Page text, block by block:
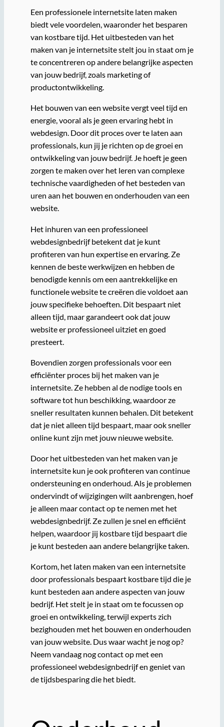
Een professionele internetsite laten maken
biedt vele voordelen, waaronder het besparen
van kostbare tijd. Het uitbesteden van het
maken van je internetsite stelt jou in staat om je
te concentreren op andere belangrijke aspecten
van jouw bedrijf, zoals marketing of
productontwikkeling.
Het bouwen van een website vergt veel tijd en
energie, vooral als je geen ervaring hebt in
webdesign. Door dit proces over te laten aan
professionals, kun jij je richten op de groei en
ontwikkeling van jouw bedrijf. Je hoeft je geen
zorgen te maken over het leren van complexe
technische vaardigheden of het besteden van
uren aan het bouwen en onderhouden van een
website.
Het inhuren van een professioneel
webdesignbedrijf betekent dat je kunt
profiteren van hun expertise en ervaring. Ze
kennen de beste werkwijzen en hebben de
benodigde kennis om een aantrekkelijke en
functionele website te creëren die voldoet aan
jouw specifieke behoeften. Dit bespaart niet
alleen tijd, maar garandeert ook dat jouw
website er professioneel uitziet en goed
presteert.
Bovendien zorgen professionals voor een
efficiënter proces bij het maken van je
internetsite. Ze hebben al de nodige tools en
software tot hun beschikking, waardoor ze
sneller resultaten kunnen behalen. Dit betekent
dat je niet alleen tijd bespaart, maar ook sneller
online kunt zijn met jouw nieuwe website.
Door het uitbesteden van het maken van je
internetsite kun je ook profiteren van continue
ondersteuning en onderhoud. Als je problemen
ondervindt of wijzigingen wilt aanbrengen, hoef
je alleen maar contact op te nemen met het
webdesignbedrijf. Ze zullen je snel en efficiënt
helpen, waardoor jij kostbare tijd bespaart die
je kunt besteden aan andere belangrijke taken.
Kortom, het laten maken van een internetsite
door professionals bespaart kostbare tijd die je
kunt besteden aan andere aspecten van jouw
bedrijf. Het stelt je in staat om te focussen op
groei en ontwikkeling, terwijl experts zich
bezighouden met het bouwen en onderhouden
van jouw website. Dus waar wacht je nog op?
Neem vandaag nog contact op met een
professioneel webdesignbedrijf en geniet van
de tijdsbesparing die het biedt.